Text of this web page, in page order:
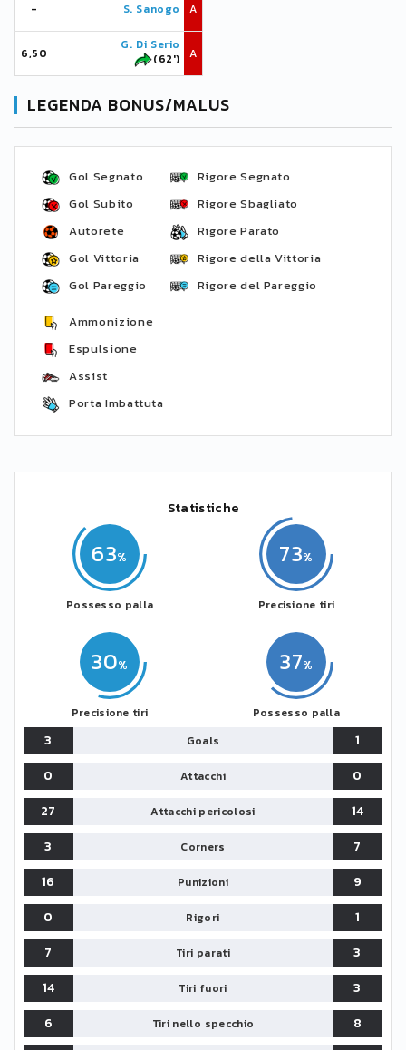
- S. Sanogo A
6,50
G. Di Serio
(62')
A
LEGENDA BONUS/MALUS
Gol Segnato
Gol Subito
Autorete
Gol Vittoria
Gol Pareggio
Rigore Segnato
Rigore Sbagliato
Rigore Parato
Rigore della Vittoria
Rigore del Pareggio
Ammonizione
Espulsione
Assist
Porta Imbattuta
Statistiche
63
Possesso palla
30
Precisione tiri
37
Possesso palla
73
Precisione tiri
3 Goals
1
0
Attacchi
0
27
Attacchi pericolosi
14
3
Corners
7
16
Punizioni
9
0
Rigori
1
7
Tiri parati
3
14
Tiri fuori
3
6
Tiri nello specchio
8